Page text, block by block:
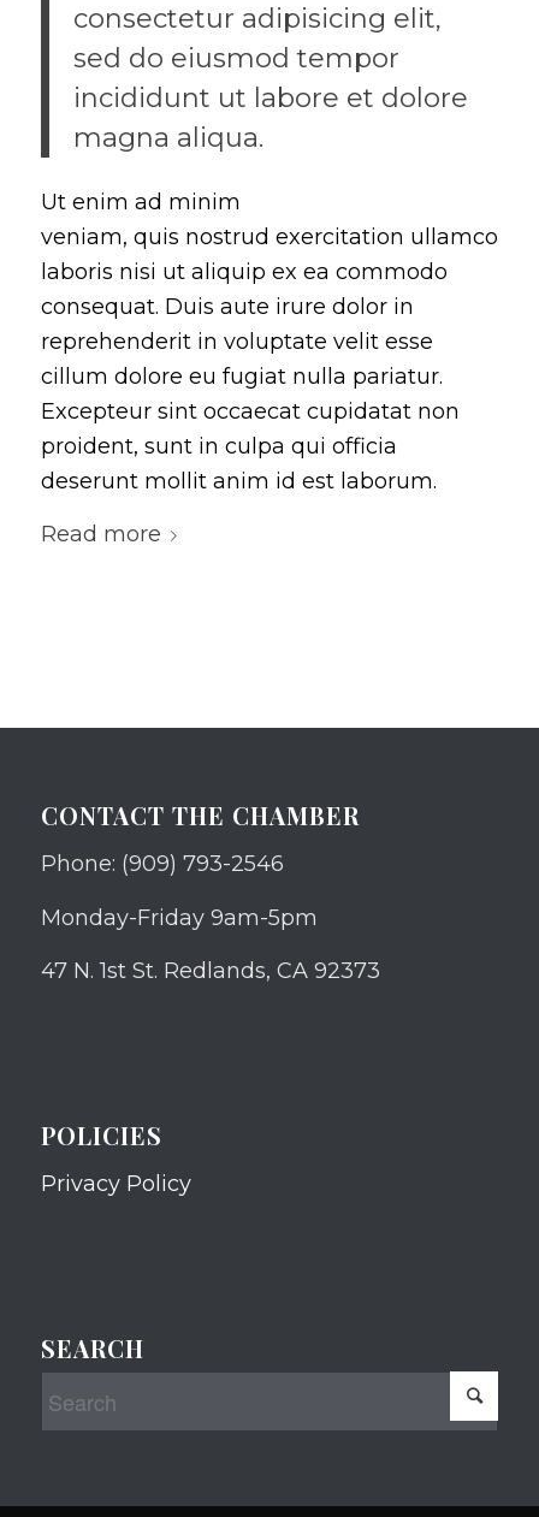
consectetur adipisicing elit,
sed do eiusmod tempor
incididunt ut labore et dolore
magna aliqua.
Ut enim ad minim
veniam, quis nostrud exercitation ullamco
laboris nisi ut aliquip ex ea commodo
consequat. Duis aute irure dolor in
reprehenderit in voluptate velit esse
cillum dolore eu fugiat nulla pariatur.
Excepteur sint occaecat cupidatat non
proident, sunt in culpa qui officia
deserunt mollit anim id est laborum.
Read more
CONTACT THE CHAMBER
Phone: (909) 793-2546
Monday-Friday 9am-5pm
47 N. 1st St. Redlands, CA 92373
POLICIES
Privacy Policy
SEARCH